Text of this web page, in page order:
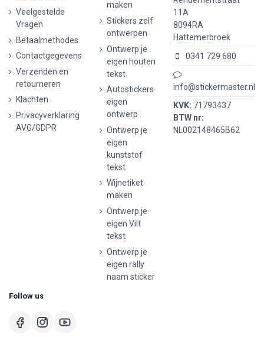
Veelgestelde
Vragen
Betaalmethodes
Contactgegevens
Verzenden en
retourneren
Klachten
Privacyverklaring
AVG/GDPR
maken
Stickers zelf
ontwerpen
Ontwerp je
eigen houten
tekst
Autostickers
eigen
ontwerp
Ontwerp je
eigen
kunststof
tekst
Wijnetiket
maken
Ontwerp je
eigen Vilt
tekst
Ontwerp je
eigen rally
naam sticker
11A
8094RA
Hattemerbroek
0341 729 680
info@stickermaster.nl
KVK: 71793437
BTW nr:
NL002148465B62
Follow us